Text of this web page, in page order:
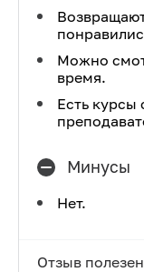
Можно
время.
Есть курсы
Минусы
Нет.
Отзыв